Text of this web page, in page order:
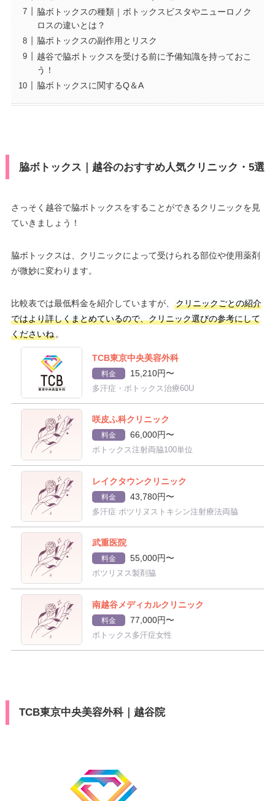
脇ボトックスの種類｜ボトックスビスタやニューロノク
ロスの違いとは？
脇ボトックスの副作用とリスク
越谷で脇ボトックスを受ける前に予備知識を持っておこ
う！
脇ボトックスに関するQ＆A
脇ボトックス｜越谷のおすすめ人気クリニック・5選
さっそく越谷で脇ボトックスをすることができるクリニックを見
ていきましょう！
脇ボトックスは、クリニックによって受けられる部位や使用薬剤
が微妙に変わります。
比較表では最低料金を紹介していますが、
クリニックごとの紹介
ではより詳しくまとめているので、クリニック選びの参考にして
くださいね。
TCB東京中央美容外科
料金 15,210円〜
多汗症・ボトックス治療60U
咲皮ふ科クリニック
料金 66,000円〜
ボトックス注射両脇100単位
レイクタウンクリニック
料金 43,780円〜
多汗症 ボツリヌストキシン注射療法両脇
武重医院
料金 55,000円〜
ボツリヌス製剤脇
南越谷メディカルクリニック
料金 77,000円〜
ボトックス多汗症女性
TCB東京中央美容外科｜越谷院